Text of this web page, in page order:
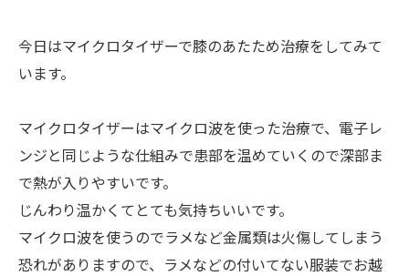
今日はマイクロタイザーで膝のあたため治療をしてみて
います。
マイクロタイザーはマイクロ波を使った治療で、電子レ
ンジと同じような仕組みで患部を温めていくので深部ま
で熱が入りやすいです。
じんわり温かくてとても気持ちいいです。
マイクロ波を使うのでラメなど金属類は火傷してしまう
恐れがありますので、ラメなどの付いてない服装でお越